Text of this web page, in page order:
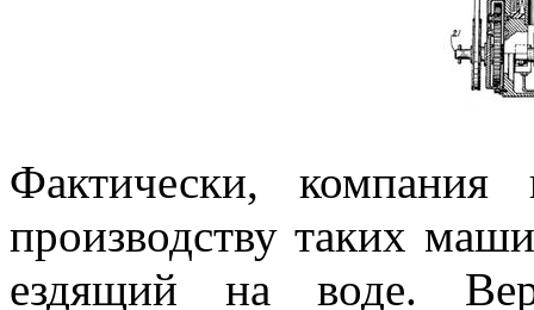
Фактически, компания
производству таких
ездящий на воде.